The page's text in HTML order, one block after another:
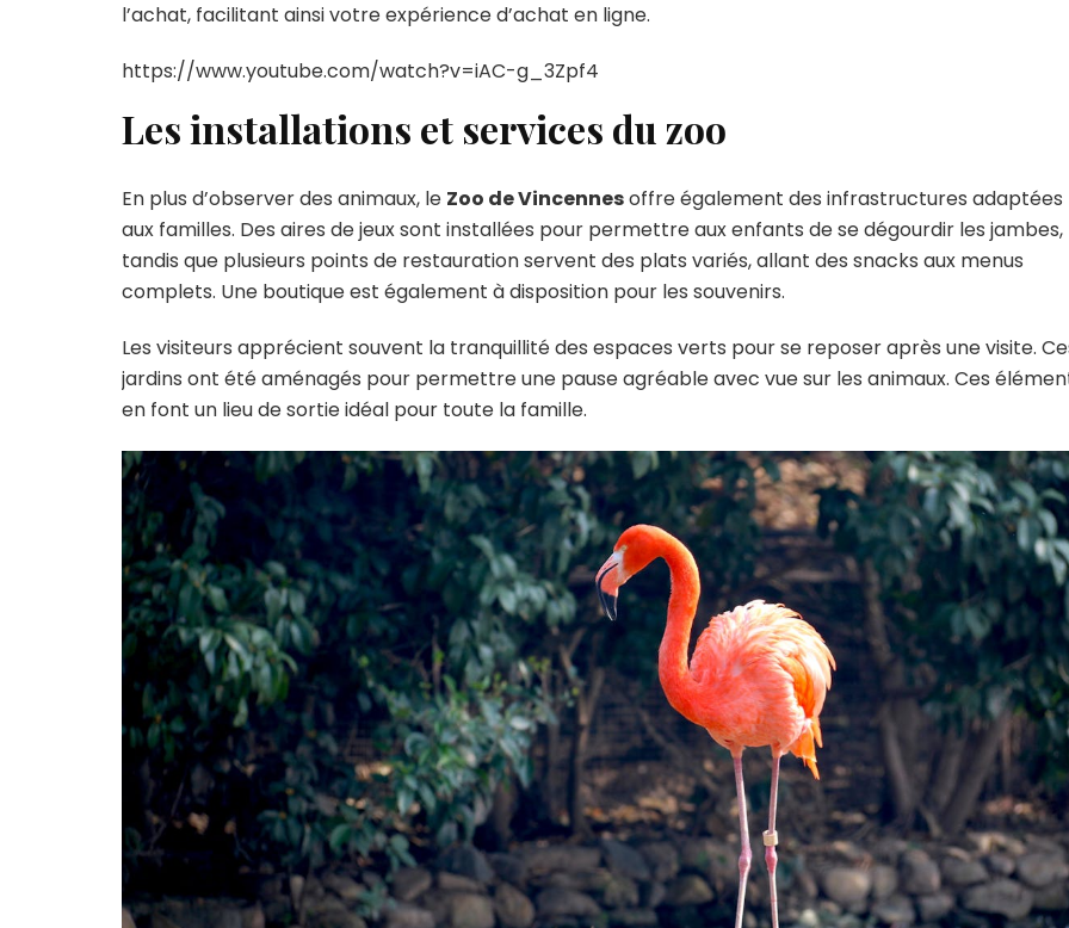
l’achat, facilitant ainsi votre expérience d’achat en ligne.
https://www.youtube.com/watch?v=iAC-g_3Zpf4
Les installations et services du zoo
En plus d’observer des animaux, le Zoo de Vincennesoffre également des infrastructures adaptées
aux familles. Des aires de jeux sont installées pour permettre aux enfants de se dégourdir les jambes,
tandis que plusieurs points de restauration servent des plats variés, allant des snacks aux menus
complets. Une boutique est également à disposition pour les souvenirs.
Les visiteurs apprécient souvent la tranquillité des espaces verts pour se reposer après une visite.
jardins ont été aménagés pour permettre une pause agréable avec vue sur les animaux. Ces
en font un lieu de sortie idéal pour toute la famille.